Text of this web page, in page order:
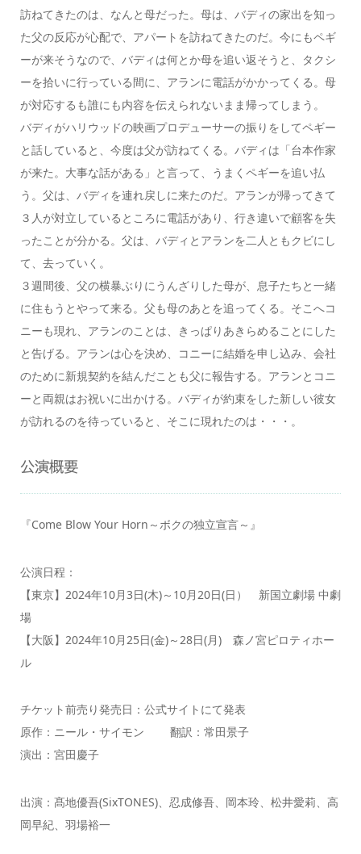
訪ねてきたのは、なんと母だった。母は、バディの家出を知っ
た父の反応が心配で、アパートを訪ねてきたのだ。今にもペギ
ーが来そうなので、バディは何とか母を追い返そうと、タクシ
ーを拾いに行っている間に、アランに電話がかかってくる。母
が対応するも誰にも内容を伝えられないまま帰ってしまう。
バディがハリウッドの映画プロデューサーの振りをしてペギー
と話していると、今度は父が訪ねてくる。バディは「台本作家
が来た。大事な話がある」と言って、うまくペギーを追い払
う。父は、バディを連れ戻しに来たのだ。アランが帰ってきて
３人が対立しているところに電話があり、行き違いで顧客を失
ったことが分かる。父は、バディとアランを二人ともクビにし
て、去っていく。
３週間後、父の横暴ぶりにうんざりした母が、息子たちと一緒
に住もうとやって来る。父も母のあとを追ってくる。そこへコ
ニーも現れ、アランのことは、きっぱりあきらめることにした
と告げる。アランは心を決め、コニーに結婚を申し込み、会社
のために新規契約を結んだことも父に報告する。アランとコニ
ーと両親はお祝いに出かける。バディが約束をした新しい彼女
が訪れるのを待っていると、そこに現れたのは・・・。
公演概要
『Come Blow Your Horn～ボクの独立宣言～』
公演日程：
【東京】2024年10月3日(木)～10月20日(日） 新国立劇場 中劇
場
【大阪】2024年10月25日(金)～28日(月) 森ノ宮ピロティホー
ル
チケット前売り発売日：公式サイトにて発表
原作：ニール・サイモン 翻訳：常田景子
演出：宮田慶子
出演：髙地優吾(SixTONES)、忍成修吾、岡本玲、松井愛莉、高
岡早紀、羽場裕一